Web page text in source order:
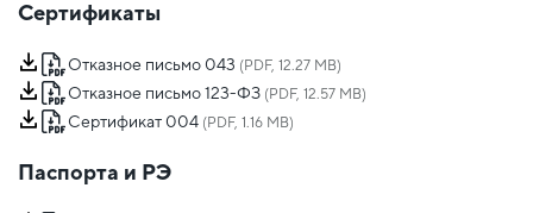
Сертификаты
Отказное письмо 043 (PDF, 12.27 MB)
Отказное письмо 123-ФЗ (PDF, 12.57 MB)
Сертификат 004 (PDF, 1.16 MB)
Паспорта и РЭ